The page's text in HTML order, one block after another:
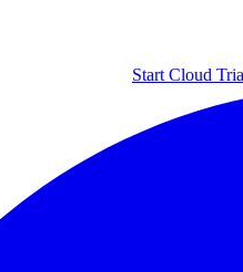
Start Cloud